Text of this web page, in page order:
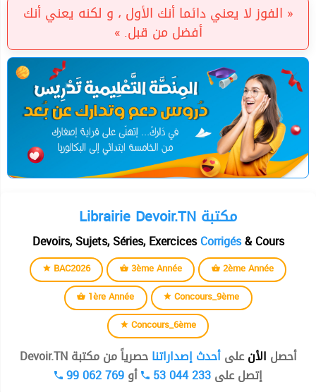
« الفوز لا يعني دائما أنك الأول ، و لكنه يعني أنك
أفضل من قبل. »
Librairie Devoir.TN مكتبة
Devoirs, Sujets, Séries, ExercicesCorrigés& Cours
BAC2026 3ème Année
2ème Année
1ère Année
Concours_9ème
Concours_6ème
أحصل الأنعلىأحدث إصداراتناحصرياً من مكتبة Devoir.TN
إتصل على53 044 233 أو99 062 769